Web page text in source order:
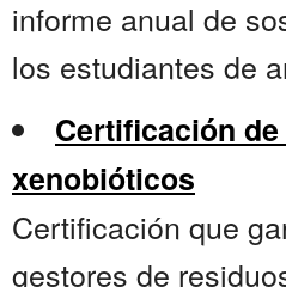
informe anual de
los estudiantes de
Certificación
xenobióticos
Certificación que
gestores de